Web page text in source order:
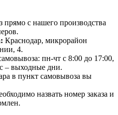
прямо с нашего производства
Краснодар, микрорайон
4.
пн-чт с 8:00 до 17:00,
– выходные дни.
в пункт самовывоза вы
назвать номер заказа и